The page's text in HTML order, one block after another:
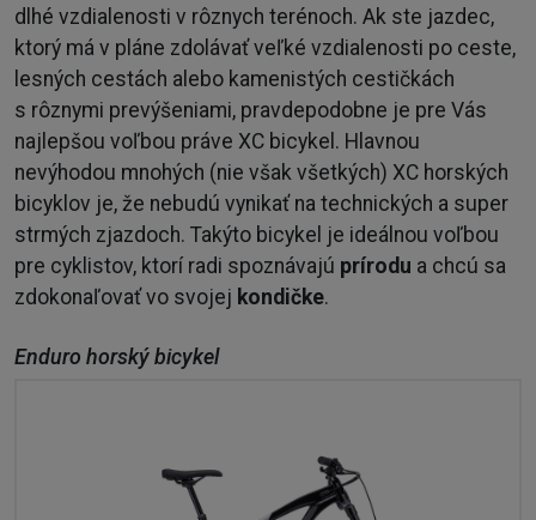
dlhé vzdialenosti v rôznych terénoch. Ak ste jazdec,
ktorý má v pláne zdolávať veľké vzdialenosti po ceste,
lesných cestách alebo kamenistých cestičkách
s rôznymi prevýšeniami, pravdepodobne je pre Vás
najlepšou voľbou práve XC bicykel. Hlavnou
nevýhodou mnohých (nie však všetkých) XC horských
bicyklov je, že nebudú vynikať na technických a super
strmých zjazdoch. Takýto bicykel je ideálnou voľbou
pre cyklistov, ktorí radi spoznávajú prírodu a chcú sa
zdokonaľovať vo svojej kondičke.
Enduro horský bicykel